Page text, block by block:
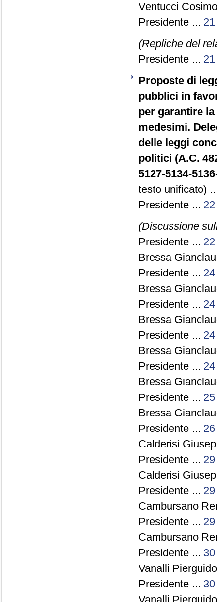
Ventucci
Presidente ... 21
(Repliche del
Presidente ... 21
Proposte di
pubblici in
per garantire
medesimi.
delle leggi
politici (A.C.
5127-5134-
testo unificato)
Presidente ... 22
(Discussione
Presidente ... 22
Bressa
Presidente ... 24
Bressa
Presidente ... 24
Bressa
Presidente ... 24
Bressa
Presidente ... 24
Bressa
Presidente ... 25
Bressa
Presidente ... 26
Calderisi
Presidente ... 29
Calderisi
Presidente ... 29
Cambursano
Presidente ... 29
Cambursano
Presidente ... 30
Vanalli
Presidente ... 30
Vanalli